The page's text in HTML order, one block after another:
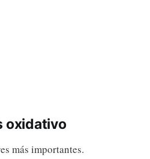
oxidativo
más importantes.